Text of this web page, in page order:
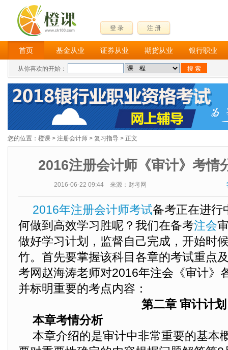
登 录 注 册
首页 基金从业 证券从业 期货从业 银行职业
从你喜欢的开始：
您的位置： 橙课 > 注册会计师 > 复习指导 > 正文
2016注册会计师《审计》考情
2016-06-22 09:44 来源：财考网
2016年注册会计师考试备考正在进行
何做到高效学习胜呢？我们在备考注会
做好学习计划，监督自己完成，开始时
竹。首先要掌握该科目各章的考试重点
考网赵海涛老师对2016年注会《审计》
并标明重要的考点内容：
第二章 审计计划
本章考情分析
本章介绍的是审计中非常重要的基本